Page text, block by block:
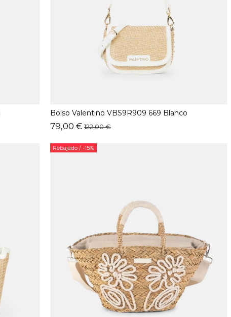
Bolso Valentino VBS9R909 669 Blanco
79,00 € 122,00 €
Rebajado / -15%